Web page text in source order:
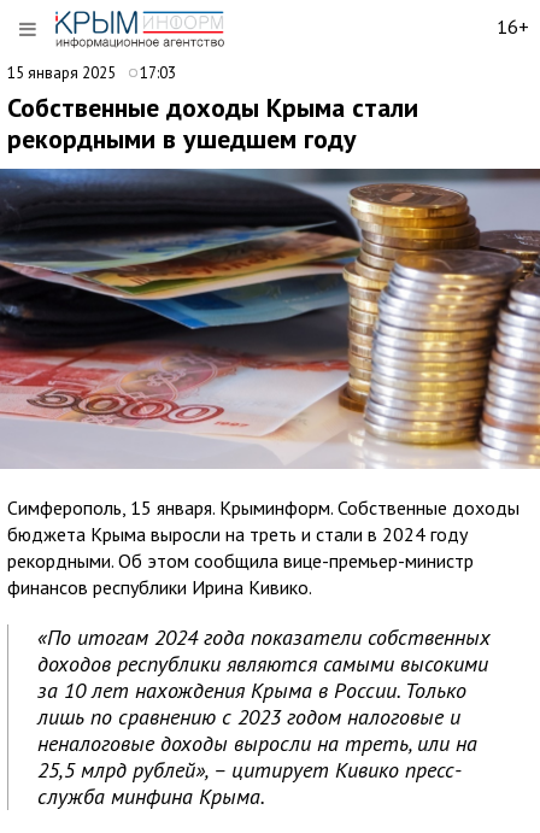
16+
15 января 2025 17:03
Собственные доходы Крыма стали
рекордными в ушедшем году
Симферополь, 15 января. Крыминформ. Собственные доходы
бюджета Крыма выросли на треть и стали в 2024 году
рекордными. Об этом сообщила вице-премьер-министр
финансов республики Ирина Кивико.
«По итогам 2024 года показатели собственных
доходов республики являются самыми высокими
за 10 лет нахождения Крыма в России. Только
лишь по сравнению с 2023 годом налоговые и
неналоговые доходы выросли на треть, или на
25,5 млрд рублей», – цитирует Кивико пресс-
служба минфина Крыма.